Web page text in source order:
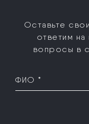
Оставьте
ответим на
вопросы в
ФИО *